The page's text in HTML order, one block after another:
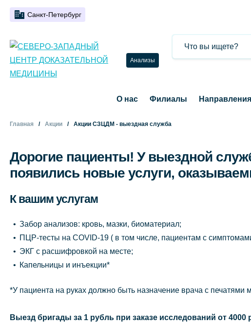
Санкт-Петербург
Анализы
О нас Филиалы Направления
Главная Акции Акции СЗЦДМ - выездная служба
Дорогие пациенты! У выездной
появились новые услуги,
К вашим услугам
Забор анализов: кровь, мазки, биоматериал;
ПЦР-тесты на COVID-19 ( в том числе, пациентам с
ЭКГ с расшифровкой на месте;
Капельницы и инъекции*
*У пациента на руках должно быть назначение врача с печатями
Выезд бригады за 1 рубль при заказе исследований от 4000